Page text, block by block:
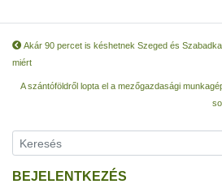
Akár 90 percet is késhetnek Szeged és
miért
A szántóföldről lopta el a mezőgazdasági
BEJELENTKEZÉS